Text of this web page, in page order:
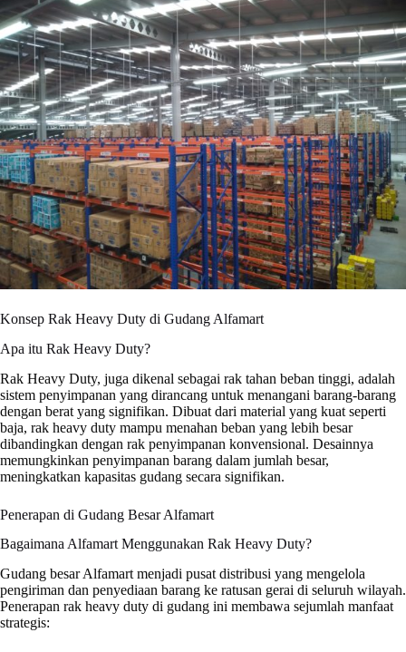
Konsep Rak Heavy Duty di Gudang Alfamart
Apa itu Rak Heavy Duty?
Rak Heavy Duty, juga dikenal sebagai rak tahan beban tinggi, adalah
sistem penyimpanan yang dirancang untuk menangani barang-barang
dengan berat yang signifikan. Dibuat dari material yang kuat seperti
baja, rak heavy duty mampu menahan beban yang lebih besar
dibandingkan dengan rak penyimpanan konvensional. Desainnya
memungkinkan penyimpanan barang dalam jumlah besar,
meningkatkan kapasitas gudang secara signifikan.
Penerapan di Gudang Besar Alfamart
Bagaimana Alfamart Menggunakan Rak Heavy Duty?
Gudang besar Alfamart menjadi pusat distribusi yang mengelola
pengiriman dan penyediaan barang ke ratusan gerai di seluruh wilayah.
Penerapan rak heavy duty di gudang ini membawa sejumlah manfaat
strategis: